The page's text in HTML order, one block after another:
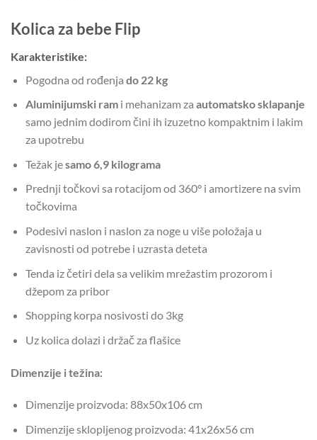
Kolica za bebe Flip
Karakteristike:
Pogodna od rođenja do 22 kg
Aluminijumski rami mehanizam za automatsko sklapanje
samo jednim dodirom čini ih izuzetno kompaktnim i lakim
za upotrebu
Težak jesamo 6,9 kilograma
Prednji točkovi sa rotacijom od 360° i amortizere na svim
točkovima
Podesivi naslon i naslon za noge u više položaja u
zavisnosti od potrebe i uzrasta deteta
Tenda iz četiri dela sa velikim mrežastim prozorom i
džepom za pribor
Shopping korpa nosivosti do 3kg
Uz kolica dolazi i držač za flašice
Dimenzije i težina:
Dimenzije proizvoda: 88x50x106 cm
Dimenzije sklopljenog proizvoda: 41x26x56 cm